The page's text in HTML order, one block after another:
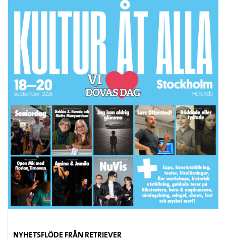
NYHETSFLÖDE FRÅN RETRIEVER